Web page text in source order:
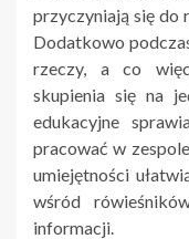
przyczyniają się do
Dodatkowo
rzeczy, a co
skupienia się na
edukacyjne
pracować w
umiejętności
wśród
informacji.